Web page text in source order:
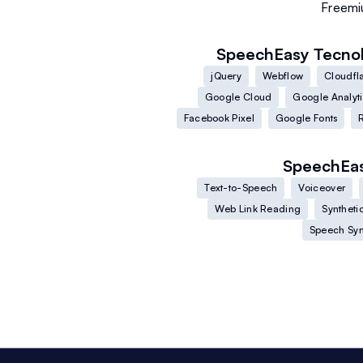
SpeechEasy
jQuery Webflow
Google Cloud
Google
Facebook Pixel
Google Fonts
Text-to-Speech
Voiceover
Web Link Reading
Speech